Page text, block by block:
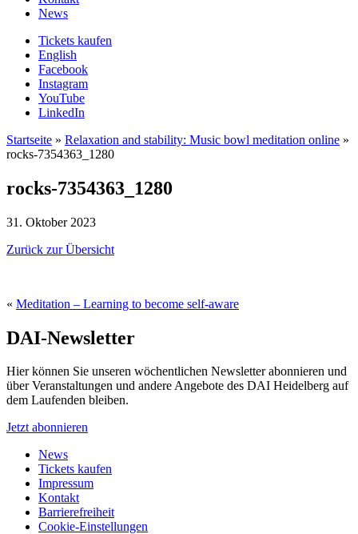
News
Tickets kaufen
English
Facebook
Instagram
YouTube
LinkedIn
Startseite » Relaxation and stability: Music bowl meditation online »
rocks-7354363_1280
rocks-7354363_1280
31. Oktober 2023
Zurück zur Übersicht
« Meditation – Learning to become self-aware
DAI-Newsletter
Hier können Sie unseren wöchentlichen Newsletter abonnieren und
über Veranstaltungen und andere Angebote des DAI Heidelberg auf
dem Laufenden bleiben.
Jetzt abonnieren
News
Tickets kaufen
Impressum
Kontakt
Barrierefreiheit
Cookie-Einstellungen